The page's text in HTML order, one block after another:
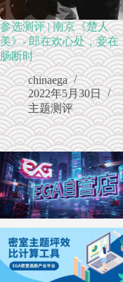
参选测评 | 南京《楚人
美》- 郎在欢心处，妾在
肠断时
chinaega
2022年5月30日
主题测评